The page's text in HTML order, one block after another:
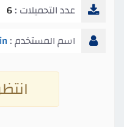
عدد التحميلات : 6
اسم المستخدم :